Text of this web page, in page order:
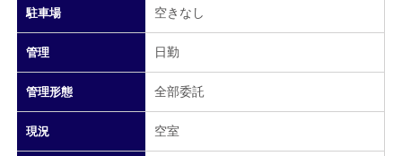
駐車場 空きなし
管理 日勤
管理形態 全部委託
現況 空室